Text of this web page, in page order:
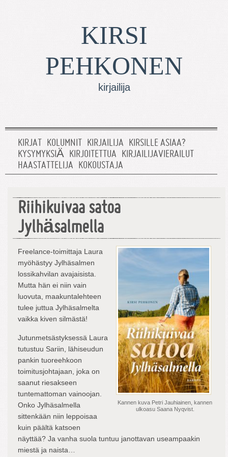
KIRSI
PEHKONEN
kirjailija
KIRJAT KOLUMNIT KIRJAILIJA KIRSILLE ASIAA?
KYSYMYKSIÄ KIRJOITETTUA KIRJAILIJAVIERAILUT
HAASTATTELIJA KOKOUSTAJA
Riihikuivaa satoa
Jylhäsalmella
Kannen kuva Petri Jauhiainen, kannen
ulkoasu Saana Nyqvist.
Freelance-toimittaja Laura
myöhästyy Jylhäsalmen
lossikahvilan avajaisista.
Mutta hän ei niin vain
luovuta, maakuntalehteen
tulee juttua Jylhäsalmelta
vaikka kiven silmästä!
Jutunmetsästyksessä Laura
tutustuu Sariin, lähiseudun
pankin tuoreehkoon
toimitusjohtajaan, joka on
saanut riesakseen
tuntemattoman vainoojan.
Onko Jylhäsalmella
sittenkään niin leppoisaa
kuin päältä katsoen
näyttää? Ja vanha suola tuntuu janottavan useampaakin
miestä ja naista…